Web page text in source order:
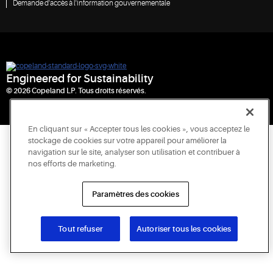
Demande d'accès à l'information gouvernementale
Engineered for Sustainability
© 2026 Copeland LP. Tous droits réservés.
En cliquant sur « Accepter tous les cookies », vous acceptez le
stockage de cookies sur votre appareil pour améliorer la
navigation sur le site, analyser son utilisation et contribuer à
nos efforts de marketing.
Paramètres des cookies
Tout refuser Autoriser tous les cookies